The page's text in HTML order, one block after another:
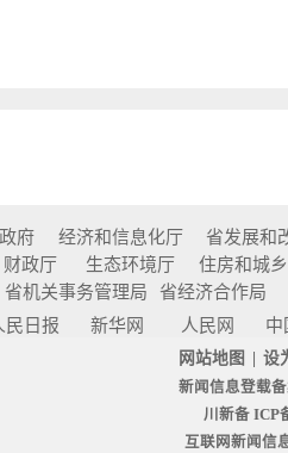
府 经济和信息化厅
省发展和
财政厅 生态环境厅
住房和城
省机关事务管理局
省经济合作局
民日报 新华网 人民网 中
网站地图 设
新闻信息登载
川新备 ICP
互联网新闻信